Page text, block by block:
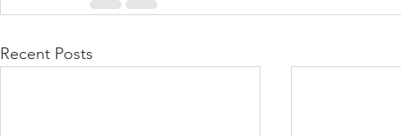
Recent Posts